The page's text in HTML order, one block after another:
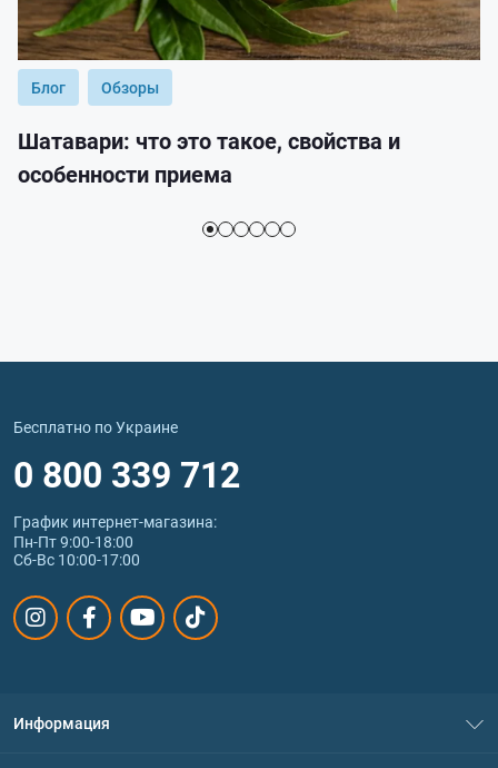
Блог Обзоры
Шатавари: что это такое, свойства и
особенности приема
Бесплатно по Украине
0 800 339 712
График интернет‑магазина:
Пн-Пт 9:00-18:00
Сб-Вс 10:00-17:00
Информация